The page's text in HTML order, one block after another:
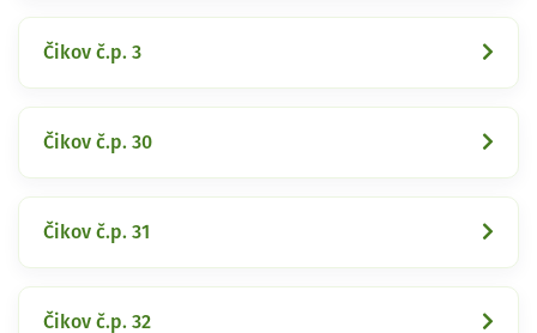
Čikov č.p. 3
Čikov č.p. 30
Čikov č.p. 31
Čikov č.p. 32